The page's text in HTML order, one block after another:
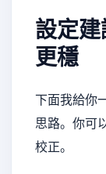
設定
更穩
下面我給你
思路。你可
校正。